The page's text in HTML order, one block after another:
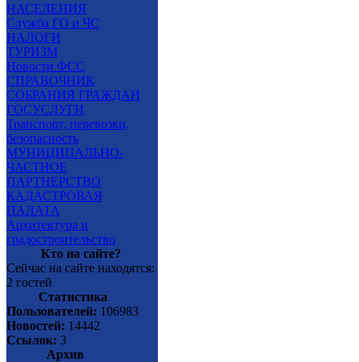
НАСЕЛЕНИЯ
Служба ГО и ЧС
НАЛОГИ
ТУРИЗМ
Новости ФСС
СПРАВОЧНИК
СОБРАНИЯ ГРАЖДАН
ГОСУСЛУГИ
Транспорт, перевозки,
безопасность
МУНИЦИПАЛЬНО-
ЧАСТНОЕ
ПАРТНЕРСТВО
КАДАСТРОВАЯ
ПАЛАТА
Архитектура и
градостроительство
Кто на сайте?
Сейчас на сайте находятся:
2 гостей
Статистика
Пользователей: 106983
Новостей: 14442
Ссылок: 3
Архив